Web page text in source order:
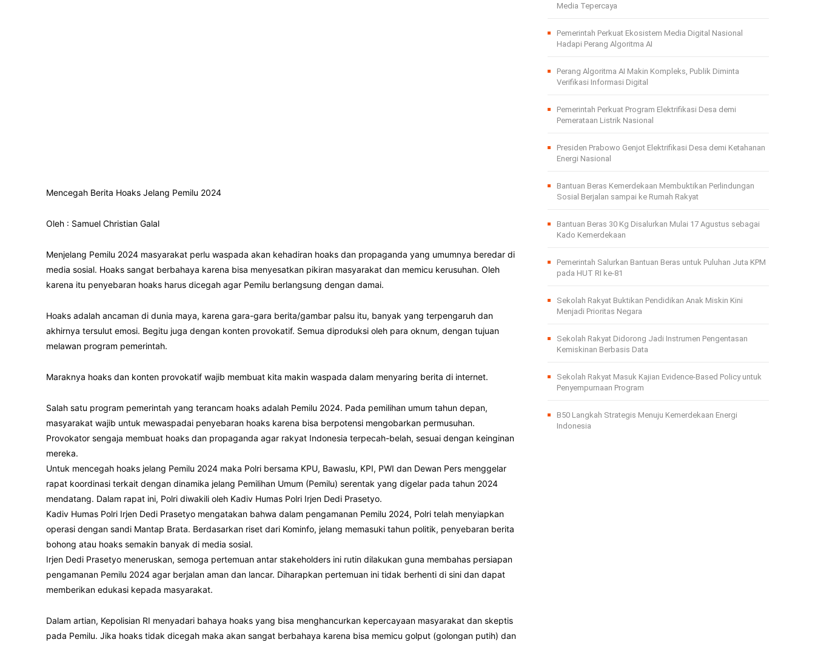
Mencegah Berita Hoaks Jelang Pemilu 2024
Oleh : Samuel Christian Galal
Menjelang Pemilu 2024 masyarakat perlu waspada akan kehadiran hoaks dan propaganda yang umumnya beredar di
media sosial. Hoaks sangat berbahaya karena bisa menyesatkan pikiran masyarakat dan memicu kerusuhan. Oleh
karena itu penyebaran hoaks harus dicegah agar Pemilu berlangsung dengan damai.
Hoaks adalah ancaman di dunia maya, karena gara-gara berita/gambar palsu itu, banyak yang terpengaruh dan
akhirnya tersulut emosi. Begitu juga dengan konten provokatif. Semua diproduksi oleh para oknum, dengan tujuan
melawan program pemerintah.
Maraknya hoaks dan konten provokatif wajib membuat kita makin waspada dalam menyaring berita di internet.
Salah satu program pemerintah yang terancam hoaks adalah Pemilu 2024. Pada pemilihan umum tahun depan,
masyarakat wajib untuk mewaspadai penyebaran hoaks karena bisa berpotensi mengobarkan permusuhan.
Provokator sengaja membuat hoaks dan propaganda agar rakyat Indonesia terpecah-belah, sesuai dengan keinginan
mereka.
Untuk mencegah hoaks jelang Pemilu 2024 maka Polri bersama KPU, Bawaslu, KPI, PWI dan Dewan Pers menggelar
rapat koordinasi terkait dengan dinamika jelang Pemilihan Umum (Pemilu) serentak yang digelar pada tahun 2024
mendatang. Dalam rapat ini, Polri diwakili oleh Kadiv Humas Polri Irjen Dedi Prasetyo.
Kadiv Humas Polri Irjen Dedi Prasetyo mengatakan bahwa dalam pengamanan Pemilu 2024, Polri telah menyiapkan
operasi dengan sandi Mantap Brata. Berdasarkan riset dari Kominfo, jelang memasuki tahun politik, penyebaran berita
bohong atau hoaks semakin banyak di media sosial.
Irjen Dedi Prasetyo meneruskan, semoga pertemuan antar stakeholders ini rutin dilakukan guna membahas persiapan
pengamanan Pemilu 2024 agar berjalan aman dan lancar. Diharapkan pertemuan ini tidak berhenti di sini dan dapat
memberikan edukasi kepada masyarakat.
Dalam artian, Kepolisian RI menyadari bahaya hoaks yang bisa menghancurkan kepercayaan masyarakat dan skeptis
pada Pemilu. Jika hoaks tidak dicegah maka akan sangat berbahaya karena bisa memicu golput (golongan putih) dan
Media Tepercaya
Pemerintah Perkuat Ekosistem Media Digital Nasional
Hadapi Perang Algoritma AI
Perang Algoritma AI Makin Kompleks, Publik Diminta
Verifikasi Informasi Digital
Pemerintah Perkuat Program Elektrifikasi Desa demi
Pemerataan Listrik Nasional
Presiden Prabowo Genjot Elektrifikasi Desa demi Ketahanan
Energi Nasional
Bantuan Beras Kemerdekaan Membuktikan Perlindungan
Sosial Berjalan sampai ke Rumah Rakyat
Bantuan Beras 30 Kg Disalurkan Mulai 17 Agustus sebagai
Kado Kemerdekaan
Pemerintah Salurkan Bantuan Beras untuk Puluhan Juta KPM
pada HUT RI ke-81
Sekolah Rakyat Buktikan Pendidikan Anak Miskin Kini
Menjadi Prioritas Negara
Sekolah Rakyat Didorong Jadi Instrumen Pengentasan
Kemiskinan Berbasis Data
Sekolah Rakyat Masuk Kajian Evidence-Based Policy untuk
Penyempurnaan Program
B50 Langkah Strategis Menuju Kemerdekaan Energi
Indonesia